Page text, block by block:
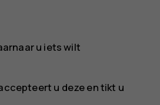
u iets wilt
u deze en tikt u